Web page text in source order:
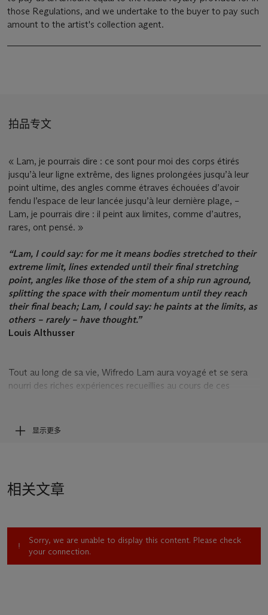
those Regulations, and we undertake to the buyer to pay such
amount to the artist's collection agent.
拍品专文
« Lam, je pourrais dire : ce sont pour moi des corps étirés
jusqu’à leur ligne extrême, des lignes prolongées jusqu’à leur
point ultime, des angles comme étraves échouées d’avoir
fendu l’espace de leur lancée jusqu’à leur dernière plage, –
Lam, je pourrais dire : il peint aux limites, comme d’autres,
rares, ont pensé. »
“Lam, I could say: for me it means bodies stretched to their
extreme limit, lines extended until their final stretching
point, angles like those of the stem of a ship run aground,
splitting the space with their momentum until they reach
their final beach; Lam, I could say: he paints at the limits, as
others – rarely – have thought.”
Louis Althusser
Tout au long de sa vie, Wifredo Lam aura voyagé et se sera
nourri des riches expériences recueillies au cours de ces
africaine et espagnole, il émigre à Madrid dans les années
1920 pour y parfaire son apprentissage artistique. Il est alors
à l’issue de la guerre civile, Lam part pour Paris, où il rencontre
deviendra son galeriste, Michel Leiris, qui l’initie à l’art nègre,
mais aussi Braque, Léger, Miró, Breton, Tzara ou Eluard. La
Seconde Guerre mondiale interrompt rapidement cette
显示更多
相关文章
Sorry, we are unable to display this content. Please check
your connection.